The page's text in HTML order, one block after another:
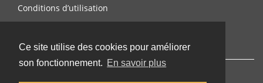
Ce site utilise des cookies pour améliorer
son fonctionnement. En savoir plus
Conditions d’utilisation